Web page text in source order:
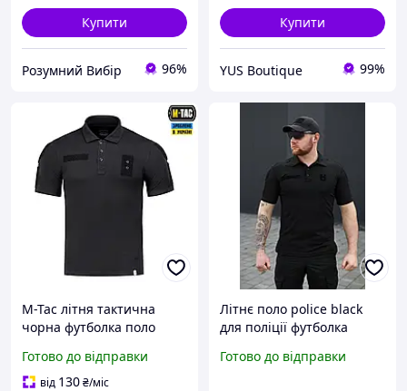
Купити
Розумний Вибір 96%
Купити
YUS Boutique 99%
M-Tac літня тактична
чорна футболка поло
Готово до відправки
від 130₴/міс
Літнє поло police black
для поліції футболка
Готово до відправки